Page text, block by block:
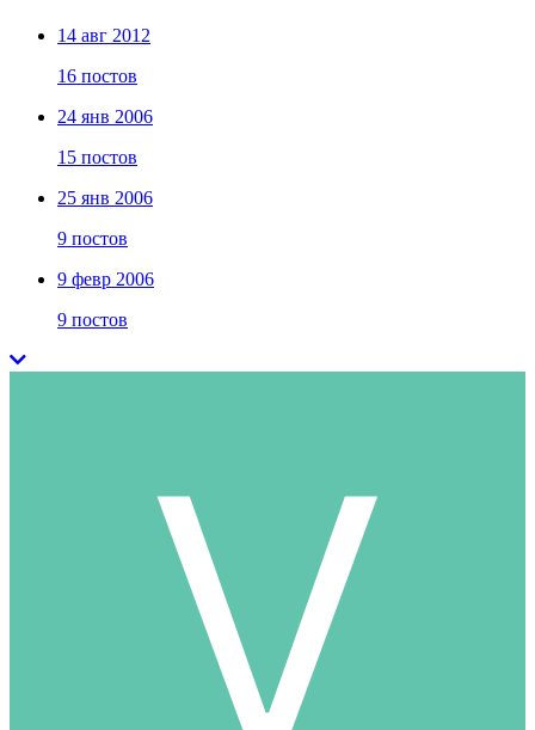
14 авг 2012
16 постов
24 янв 2006
15 постов
25 янв 2006
9 постов
9 февр 2006
9 постов